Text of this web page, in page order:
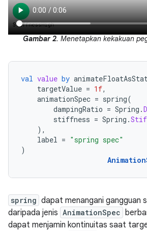
Gambar 2. Menetapkan kekakuan
val value by
targetValue = 1f,
animationSpec = spring(
dampingRatio = Spring .
stiffness = Spring .
),
label = "spring spec"
)
spring dapat menangani gangguan
daripada jenis AnimationSpec
dapat menjamin kontinuitas saat